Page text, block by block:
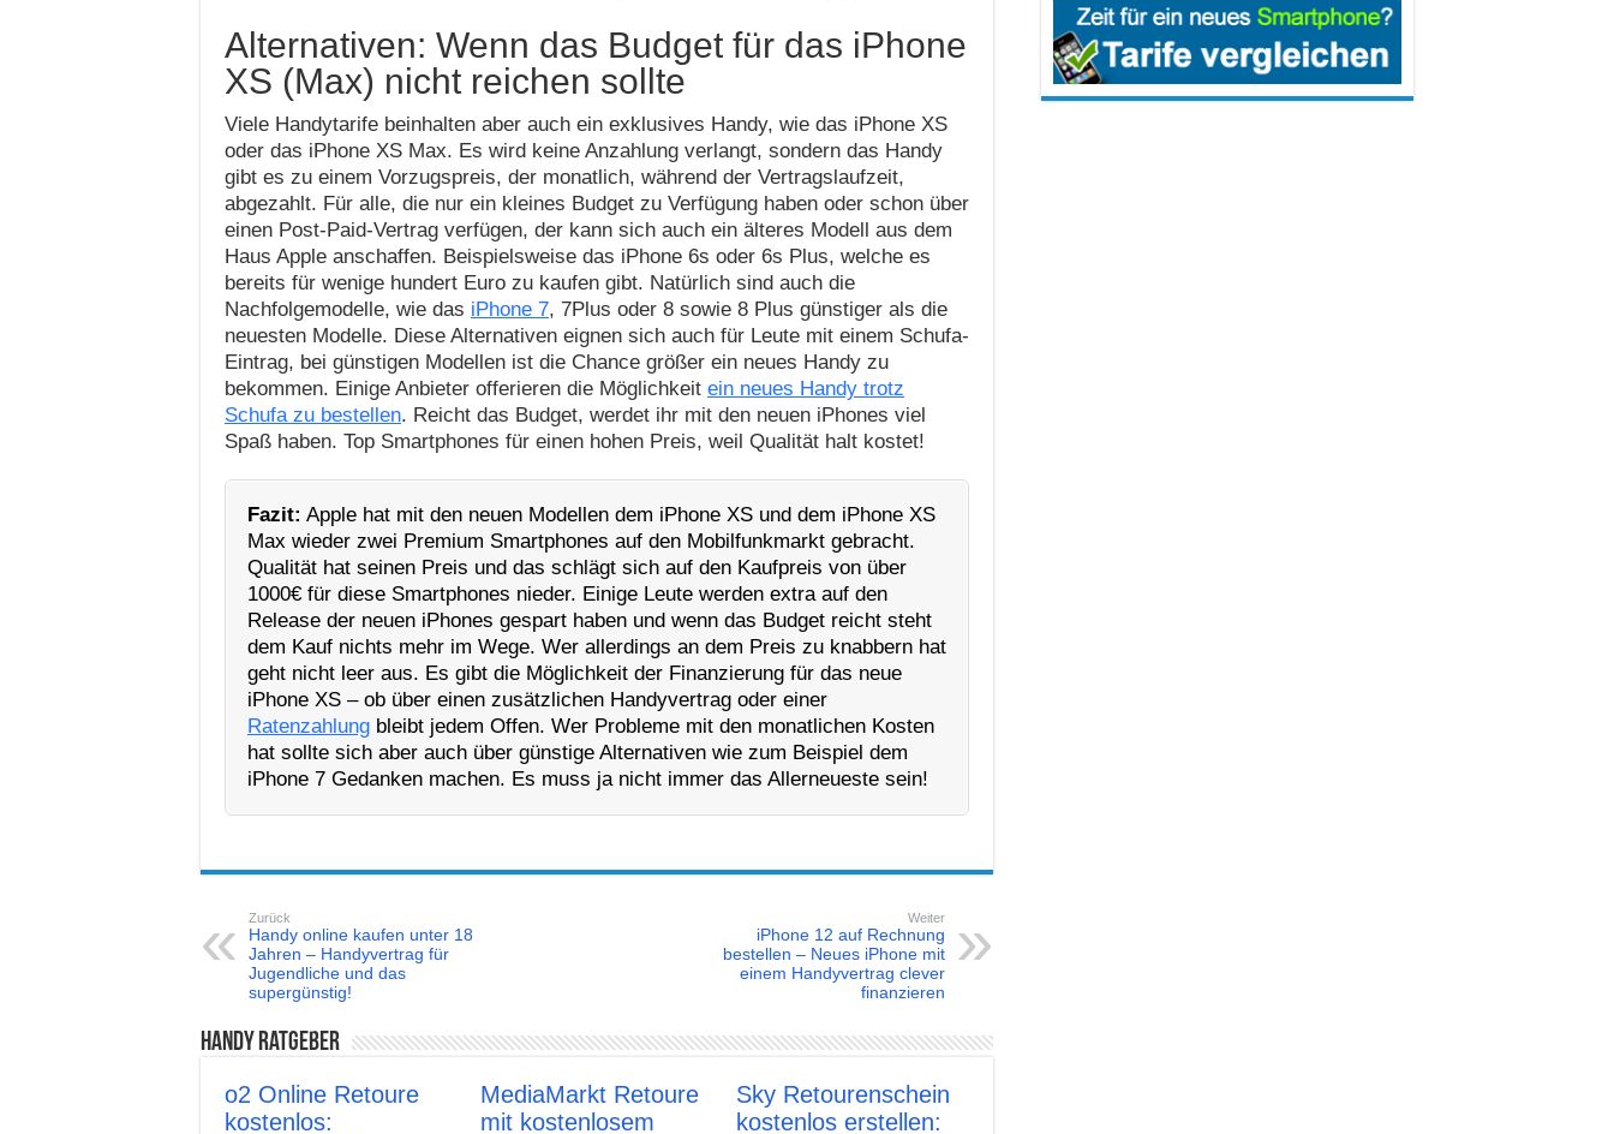
Alternativen: Wenn das Budget für das iPhone
XS (Max) nicht reichen sollte
Viele Handytarife beinhalten aber auch ein exklusives Handy, wie das iPhone XS
oder das iPhone XS Max. Es wird keine Anzahlung verlangt, sondern das Handy
gibt es zu einem Vorzugspreis, der monatlich, während der Vertragslaufzeit,
abgezahlt. Für alle, die nur ein kleines Budget zu Verfügung haben oder schon über
einen Post-Paid-Vertrag verfügen, der kann sich auch ein älteres Modell aus dem
Haus Apple anschaffen. Beispielsweise das iPhone 6s oder 6s Plus, welche es
bereits für wenige hundert Euro zu kaufen gibt. Natürlich sind auch die
Nachfolgemodelle, wie das iPhone 7, 7Plus oder 8 sowie 8 Plus günstiger als die
neuesten Modelle. Diese Alternativen eignen sich auch für Leute mit einem Schufa-
Eintrag, bei günstigen Modellen ist die Chance größer ein neues Handy zu
bekommen. Einige Anbieter offerieren die Möglichkeit ein neues Handy trotz
Schufa zu bestellen. Reicht das Budget, werdet ihr mit den neuen iPhones viel
Spaß haben. Top Smartphones für einen hohen Preis, weil Qualität halt kostet!
Fazit: Apple hat mit den neuen Modellen dem iPhone XS und dem iPhone XS
Max wieder zwei Premium Smartphones auf den Mobilfunkmarkt gebracht.
Qualität hat seinen Preis und das schlägt sich auf den Kaufpreis von über
1000€ für diese Smartphones nieder. Einige Leute werden extra auf den
Release der neuen iPhones gespart haben und wenn das Budget reicht steht
dem Kauf nichts mehr im Wege. Wer allerdings an dem Preis zu knabbern hat
geht nicht leer aus. Es gibt die Möglichkeit der Finanzierung für das neue
iPhone XS – ob über einen zusätzlichen Handyvertrag oder einer
Ratenzahlung bleibt jedem Offen. Wer Probleme mit den monatlichen Kosten
hat sollte sich aber auch über günstige Alternativen wie zum Beispiel dem
iPhone 7 Gedanken machen. Es muss ja nicht immer das Allerneueste sein!
Zurück
Handy online kaufen unter 18
Jahren – Handyvertrag für
Jugendliche und das
supergünstig!
Weiter
iPhone 12 auf Rechnung
bestellen – Neues iPhone mit
einem Handyvertrag clever
finanzieren
Handy Ratgeber
o2 Online Retoure
kostenlos:
MediaMarkt Retoure
mit kostenlosem
Sky Retourenschein
kostenlos erstellen: